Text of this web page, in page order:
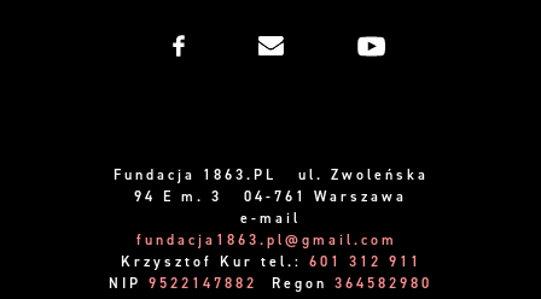
Fundacja 1863.PL ul. Zwoleńska
94 E m. 3 04-761 Warszawa
e-mail
fundacja1863.pl@gmail.com
Krzysztof Kur tel.: 601 312 911
NIP 9522147882 Regon 364582980